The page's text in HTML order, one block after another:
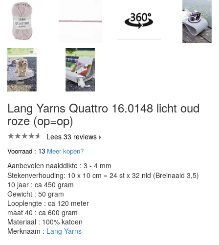
Lang Yarns Quattro 16.0148 licht oud
roze (op=op)
Lees 33 reviews
Voorraad : 13 Meer kopen?
Aanbevolen naalddikte : 3 - 4 mm
Stekenverhouding: 10 x 10 cm = 24 st x 32 nld (Breinaald 3,5)
10 jaar : ca 450 gram
Gewicht : 50 gram
Looplengte : ca 120 meter
maat 40 : ca 600 gram
Materiaal : 100% katoen
Merknaam : Lang Yarns